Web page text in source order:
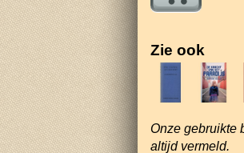
Zie ook
Onze gebruikte
altijd vermeld.